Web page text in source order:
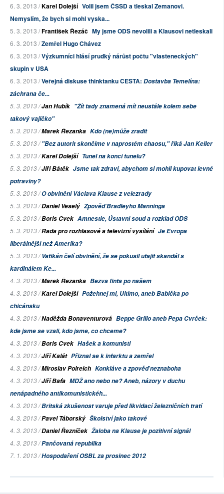
6. 3. 2013 /Karel Dolejší Volil jsem ČSSD a tleskal Zemanovi.
Nemyslím, že bych si mohl vyska...
5. 3. 2013 /František Řezáč My jsme ODS nevolili a Klausovi netleskali
6. 3. 2013 /Zemřel Hugo Chávez
6. 3. 2013 /Výzkumníci hlásí prudký nárůst počtu "vlasteneckých"
skupin v USA
6. 3. 2013 /Veřejná diskuse thinktanku CESTA: Dostavba Temelína:
záchrana če...
5. 3. 2013 /Jan Hubík "Žít tady znamená mít neustále kolem sebe
takový vajíčko"
5. 3. 2013 /Marek Řezanka Kdo (ne)může zradit
5. 3. 2013 /"Bez autorit skončíme v naprostém chaosu," říká Jan Keller
5. 3. 2013 /Karel Dolejší Tunel na konci tunelu?
5. 3. 2013 /Jiří Bátěk Jsme tak zdraví, abychom si mohli kupovat levné
potraviny?
5. 3. 2013 /O obvinění Václava Klause z velezrady
5. 3. 2013 /Daniel Veselý Zpověď Bradleyho Manninga
5. 3. 2013 /Boris Cvek Amnestie, Ústavní soud a rozklad ODS
5. 3. 2013 /Rada pro rozhlasové a televizní vysílání Je Evropa
liberálnější než Amerika?
5. 3. 2013 /Vatikán čelí obvinění, že se pokusil utajit skandál s
kardinálem Ke...
4. 3. 2013 /Marek Řezanka Bezva finta po našem
4. 3. 2013 /Karel Dolejší Požehnej mi, Ultimo, anebBabičkapo
chicánsku
4. 3. 2013 /Naděžda Bonaventurová Beppe Grillo aneb Pepa Cvrček:
kde jsme se vzali, kdo jsme, co chceme?
4. 3. 2013 /Boris Cvek Hašek a komunisti
4. 3. 2013 /Jiří Kalát Přiznal se k infarktu a zemřel
4. 3. 2013 /Miroslav Polreich Konkláve a zpověď neznaboha
4. 3. 2013 /Jiří Baťa MDŽ ano nebo ne? Aneb, názory v duchu
nenápadného antikomunistickéh...
4. 3. 2013 /Britská zkušenost varuje před likvidací železničních tratí
4. 3. 2013 /Pavel Táborský Školství jako takové
4. 3. 2013 /Daniel Řezníček Žaloba na Klause je pozitivní signál
4. 3. 2013 /Pančovaná republika
7. 1. 2013 /Hospodaření OSBL za prosinec 2012